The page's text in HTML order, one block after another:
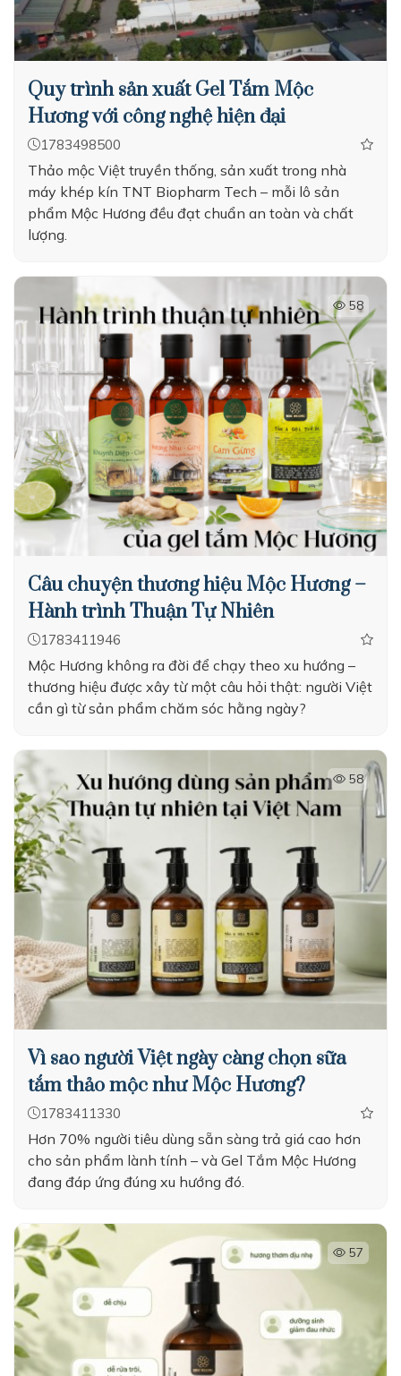
Quy trình sản xuất Gel Tắm Mộc
Hương với công nghệ hiện đại
1783498500
Thảo mộc Việt truyền thống, sản xuất trong nhà
máy khép kín TNT Biopharm Tech – mỗi lô sản
phẩm Mộc Hương đều đạt chuẩn an toàn và chất
lượng.
58
Câu chuyện thương hiệu Mộc Hương –
Hành trình Thuận Tự Nhiên
1783411946
Mộc Hương không ra đời để chạy theo xu hướng –
thương hiệu được xây từ một câu hỏi thật: người Việt
cần gì từ sản phẩm chăm sóc hằng ngày?
58
Vì sao người Việt ngày càng chọn sữa
tắm thảo mộc như Mộc Hương?
1783411330
Hơn 70% người tiêu dùng sẵn sàng trả giá cao hơn
cho sản phẩm lành tính – và Gel Tắm Mộc Hương
đang đáp ứng đúng xu hướng đó.
57